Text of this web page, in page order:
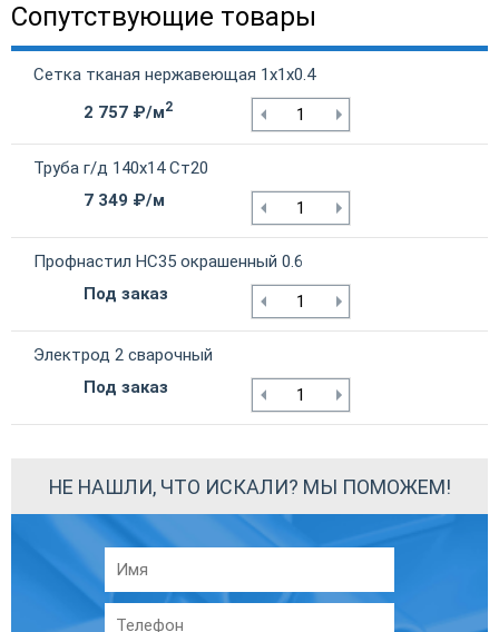
Сопутствующие товары
Сетка тканая нержавеющая 1х1х0.4
2 757 ₽/м2
Труба г/д 140х14 Ст20
7 349 ₽/м
Профнастил НС35 окрашенный 0.6
Под заказ
Электрод 2 сварочный
Под заказ
НЕ НАШЛИ, ЧТО ИСКАЛИ? МЫ ПОМОЖЕМ!